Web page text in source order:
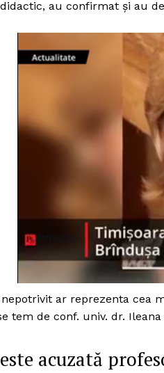
au confirmat şi au
ar reprezenta cea
tem de conf. univ. dr. Ileana
acuzată